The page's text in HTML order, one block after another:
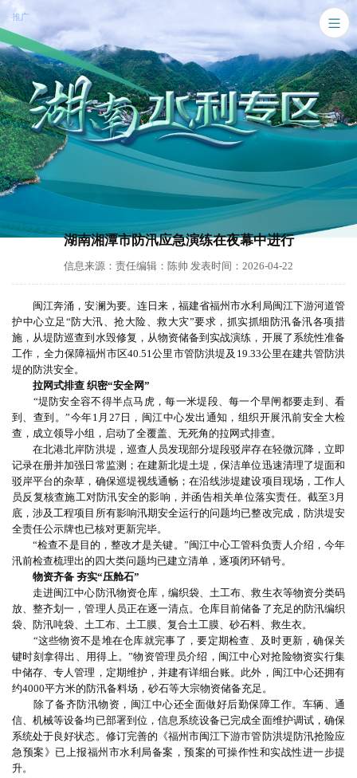
推广
湖南湘潭市防汛应急演练在夜幕中进行
信息来源：责任编辑：陈帅 发表时间：2026-04-22
闽江奔涌，安澜为要。连日来，福建省福州市水利局闽江下游河道管
护中心立足“防大汛、抢大险、救大灾”要求，抓实抓细防汛备汛各项措
施，从堤防巡查到水毁修复，从物资储备到实战演练，开展了系统性准备
工作，全力保障福州市区40.51公里市管防洪堤及19.33公里在建共管防洪
堤的防洪安全。
拉网式排查 织密“安全网”
“堤防安全容不得半点马虎，每一米堤段、每一个旱闸都要走到、看
到、查到。”今年1月27日，闽江中心发出通知，组织开展汛前安全大检
查，成立领导小组，启动了全覆盖、无死角的拉网式排查。
在北港北岸防洪堤，巡查人员发现部分堤段驳岸存在轻微沉降，立即
记录在册并加强日常监测；在建新北堤土堤，保洁单位迅速清理了堤面和
驳岸平台的杂草，确保巡堤视线通畅；在沿线涉堤建设项目现场，工作人
员反复核查施工对防汛安全的影响，并函告相关单位落实责任。截至3月
底，涉及工程项目所有影响汛期安全运行的问题均已整改完成，防洪堤安
全责任公示牌也已核对更新完毕。
“检查不是目的，整改才是关键。”闽江中心工管科负责人介绍，今年
汛前检查梳理出的四大类问题均已建立清单，逐项闭环销号。
物资齐备 夯实“压舱石”
走进闽江中心防汛物资仓库，编织袋、土工布、救生衣等物资分类码
放、整齐划一，管理人员正在逐一清点。仓库目前储备了充足的防汛编织
袋、防汛吨袋、土工布、土工膜、复合土工膜、砂石料、救生衣。
“这些物资不是堆在仓库就完事了，要定期检查、及时更新，确保关
键时刻拿得出、用得上。”物资管理员介绍，闽江中心对抢险物资实行集
中储存、专人管理，定期维护，并建有详细台账。此外，闽江中心还拥有
约4000平方米的防汛备料场，砂石等大宗物资储备充足。
除了备齐防汛物资，闽江中心还全面做好后勤保障工作。车辆、通
信、机械等设备均已部署到位，信息系统设备已完成全面维护调试，确保
系统处于良好状态。修订完善的《福州市闽江下游市管防洪堤防汛抢险应
急预案》已上报福州市水利局备案，预案的可操作性和实战性进一步提
升。